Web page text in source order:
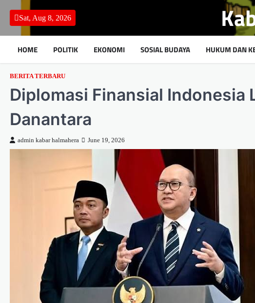
content
Sat, Aug 8, 2026
HOME POLITIK EKONOMI SOSIAL BUDAYA HUKUM DAN
BERITA TERBARU
Diplomasi Finansial Indonesia
Danantara
admin kabar halmahera June 19, 2026